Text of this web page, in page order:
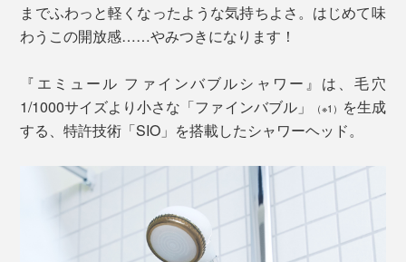
までふわっと軽くなったような気持ちよさ。はじめて味
わうこの開放感……やみつきになります！
『エミュール ファインバブルシャワー』は、毛穴
1/1000サイズより小さな「ファインバブル」
（※1） を生成
する、特許技術「SIO」を搭載したシャワーヘッド。